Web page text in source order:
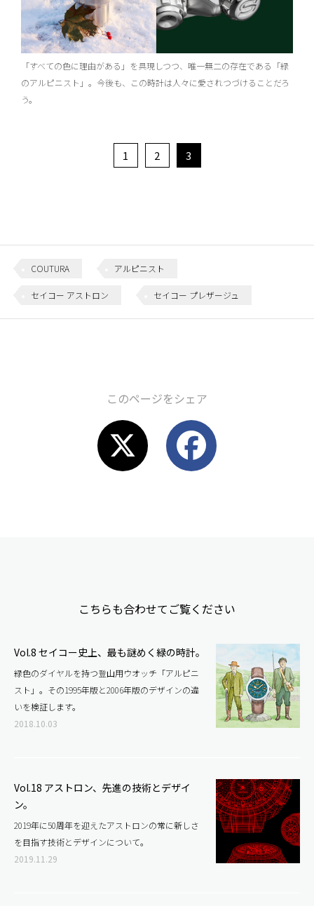
「すべての色に理由がある」を具現しつつ、唯一無二の存在である「緑
のアルピニスト」。今後も、この時計は人々に愛されつづけることだろ
う。
1 2 3
COUTURA アルピニスト
セイコー アストロン セイコー プレザージュ
このページをシェア
F
o
こちらも合わせてご覧ください
Vol.8 セイコー史上、最も謎めく緑の時計。
緑色のダイヤルを持つ登山用ウオッチ「アルピニ
スト」。その1995年版と2006年版のデザインの違
いを検証します。
2018.10.03
Vol.18 アストロン、先進の技術とデザイ
ン。
2019年に50周年を迎えたアストロンの常に新しさ
を目指す技術とデザインについて。
2019.11.29